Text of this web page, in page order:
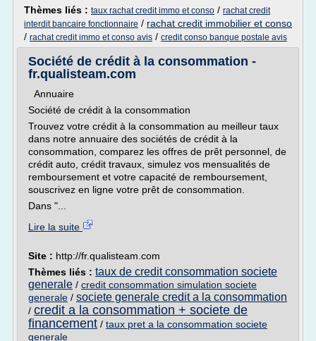
Thèmes liés : taux rachat credit immo et conso / rachat credit
interdit bancaire fonctionnaire / rachat credit immobilier et conso
/ rachat credit immo et conso avis / credit conso banque postale avis
Société de crédit à la consommation -
fr.qualisteam.com
Annuaire
Société de crédit à la consommation
Trouvez votre crédit à la consommation au meilleur taux
dans notre annuaire des sociétés de crédit à la
consommation, comparez les offres de prêt personnel, de
crédit auto, crédit travaux, simulez vos mensualités de
remboursement et votre capacité de remboursement,
souscrivez en ligne votre prêt de consommation.
Dans "...
Lire la suite
Site : http://fr.qualisteam.com
Thèmes liés : taux de credit consommation societe
generale / credit consommation simulation societe
generale / societe generale credit a la consommation
/ credit a la consommation + societe de
financement / taux pret a la consommation societe
generale